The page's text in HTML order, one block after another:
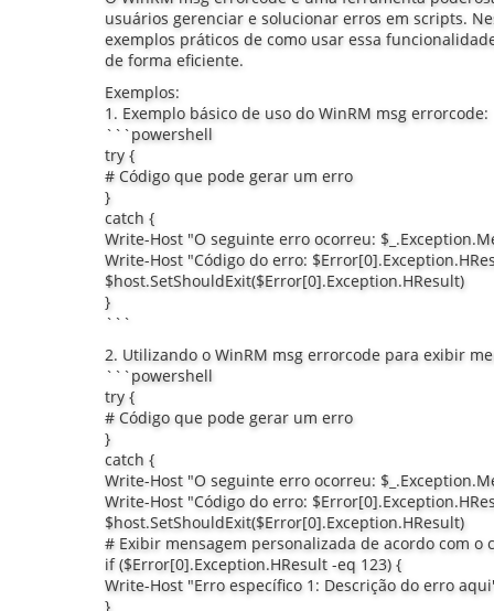
usuários gerenciar e solucionar erros em scripts.
exemplos práticos de como usar essa
de forma eficiente.
Exemplos:
1. Exemplo básico de uso do WinRM msg errorcode:
```powershell
try {
# Código que pode gerar um erro
}
catch {
Write-Host "O seguinte erro ocorreu:
Write-Host "Código do erro:
$host.SetShouldExit($Error[0].Exception.HResult)
}
```
2. Utilizando o WinRM msg errorcode para exibir
```powershell
try {
# Código que pode gerar um erro
}
catch {
Write-Host "O seguinte erro ocorreu:
Write-Host "Código do erro:
$host.SetShouldExit($Error[0].Exception.HResult)
# Exibir mensagem personalizada de acordo com o
if ($Error[0].Exception.HResult -eq 123) {
Write-Host "Erro específico 1: Descrição do erro
}